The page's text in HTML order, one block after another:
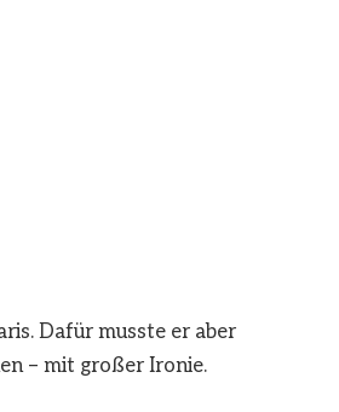
Dafür musste er aber
– mit großer Ironie.